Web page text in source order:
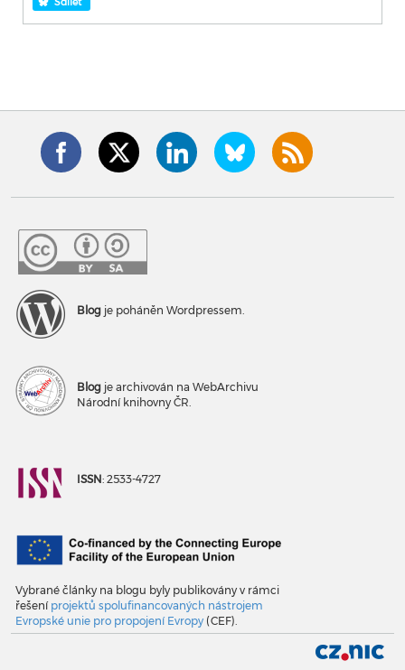
Blog je poháněn Wordpressem.
Blog je archivován na WebArchivu
Národní knihovny ČR.
ISSN: 2533-4727
Vybrané články na blogu byly publikovány v rámci
řešení projektů spolufinancovaných nástrojem
Evropské unie pro propojení Evropy (CEF).